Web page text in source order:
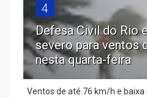
4
Defesa Civil do Rio
severo para ventos
nesta quarta-feira
Ventos de até 76 km/h e